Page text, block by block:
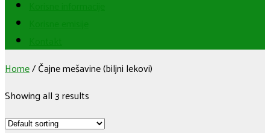
Home/Čajne mešavine (biljni lekovi)
Showing all 3 results